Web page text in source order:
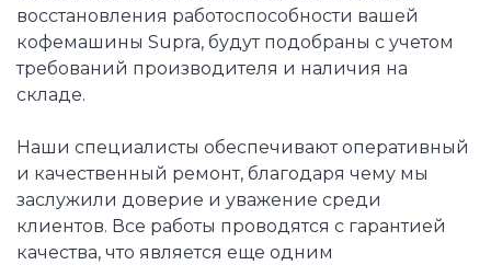
восстановления работоспособности вашей
кофемашины Supra, будут подобраны с учетом
требований производителя и наличия на
складе.
Наши специалисты обеспечивают оперативный
и качественный ремонт, благодаря чему мы
заслужили доверие и уважение среди
клиентов. Все работы проводятся с гарантией
качества, что является еще одним